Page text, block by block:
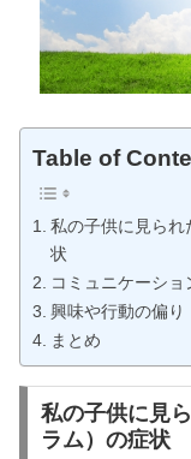
Table of
私の子供に見られ
状
コミュニケーシ
興味や行動の偏り
まとめ
私の子供に見
ラム）の症状